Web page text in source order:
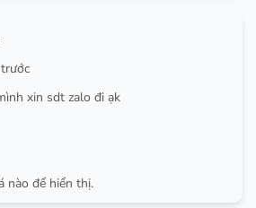
xin sdt zalo đi ạk
nào để hiển thị.